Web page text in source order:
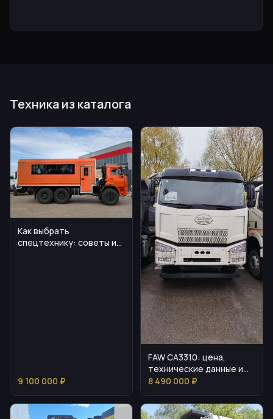
Техника из каталога
Как выбрать
спецтехнику: советы и
9 100 000 ₽
FAW CA3310: цена,
технические данные и
эксплуатационные
8 490 000 ₽